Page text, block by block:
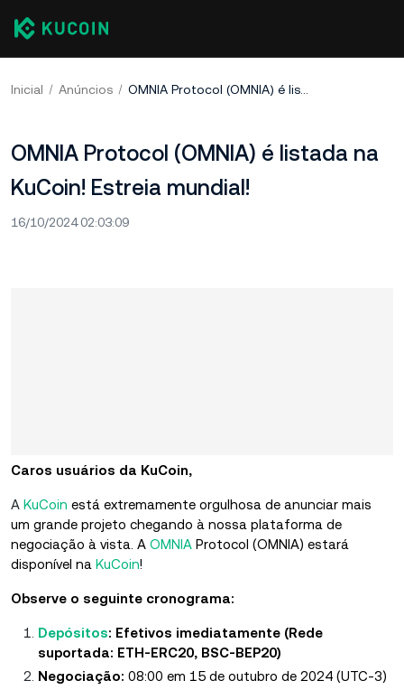
Inicial Anúncios OMNIA Protocol (OMNIA) é listada na KuCoin! Estreia mundial!
OMNIA Protocol (OMNIA) é listada na
KuCoin! Estreia mundial!
16/10/2024 02:03:09
Caros usuários da KuCoin,
A KuCoin está extremamente orgulhosa de anunciar mais
um grande projeto chegando à nossa plataforma de
negociação à vista. A OMNIA Protocol (OMNIA) estará
disponível na KuCoin!
Observe o seguinte cronograma:
Depósitos: Efetivos imediatamente (Rede
suportada: ETH-ERC20, BSC-BEP20)
Negociação: 08:00 em 15 de outubro de 2024 (UTC-3)